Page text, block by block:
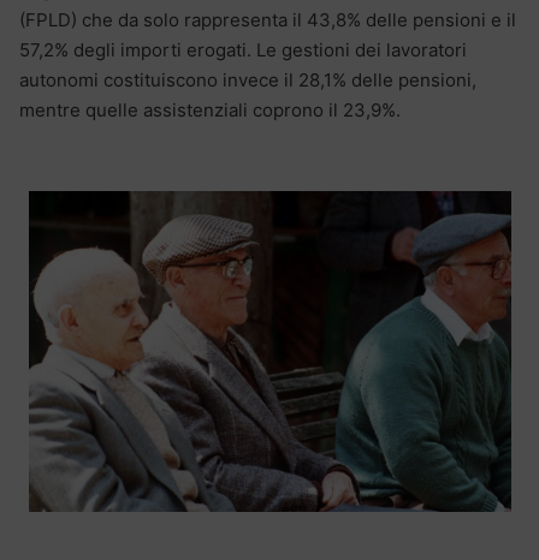
(FPLD) che da solo rappresenta il 43,8% delle pensioni e il
57,2% degli importi erogati. Le gestioni dei lavoratori
autonomi costituiscono invece il 28,1% delle pensioni,
mentre quelle assistenziali coprono il 23,9%.